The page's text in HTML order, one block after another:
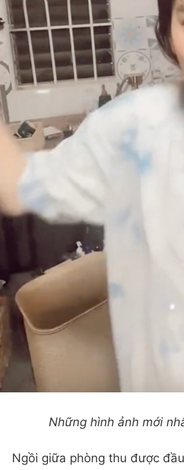
Những hình ảnh mới
Ngồi giữa phòng thu được